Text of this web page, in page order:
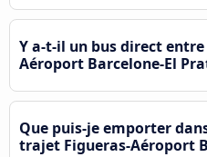
Y a-t-il un bus direct
Aéroport Barcelone-El
Que puis-je emporter
trajet Figueras-Aéroport